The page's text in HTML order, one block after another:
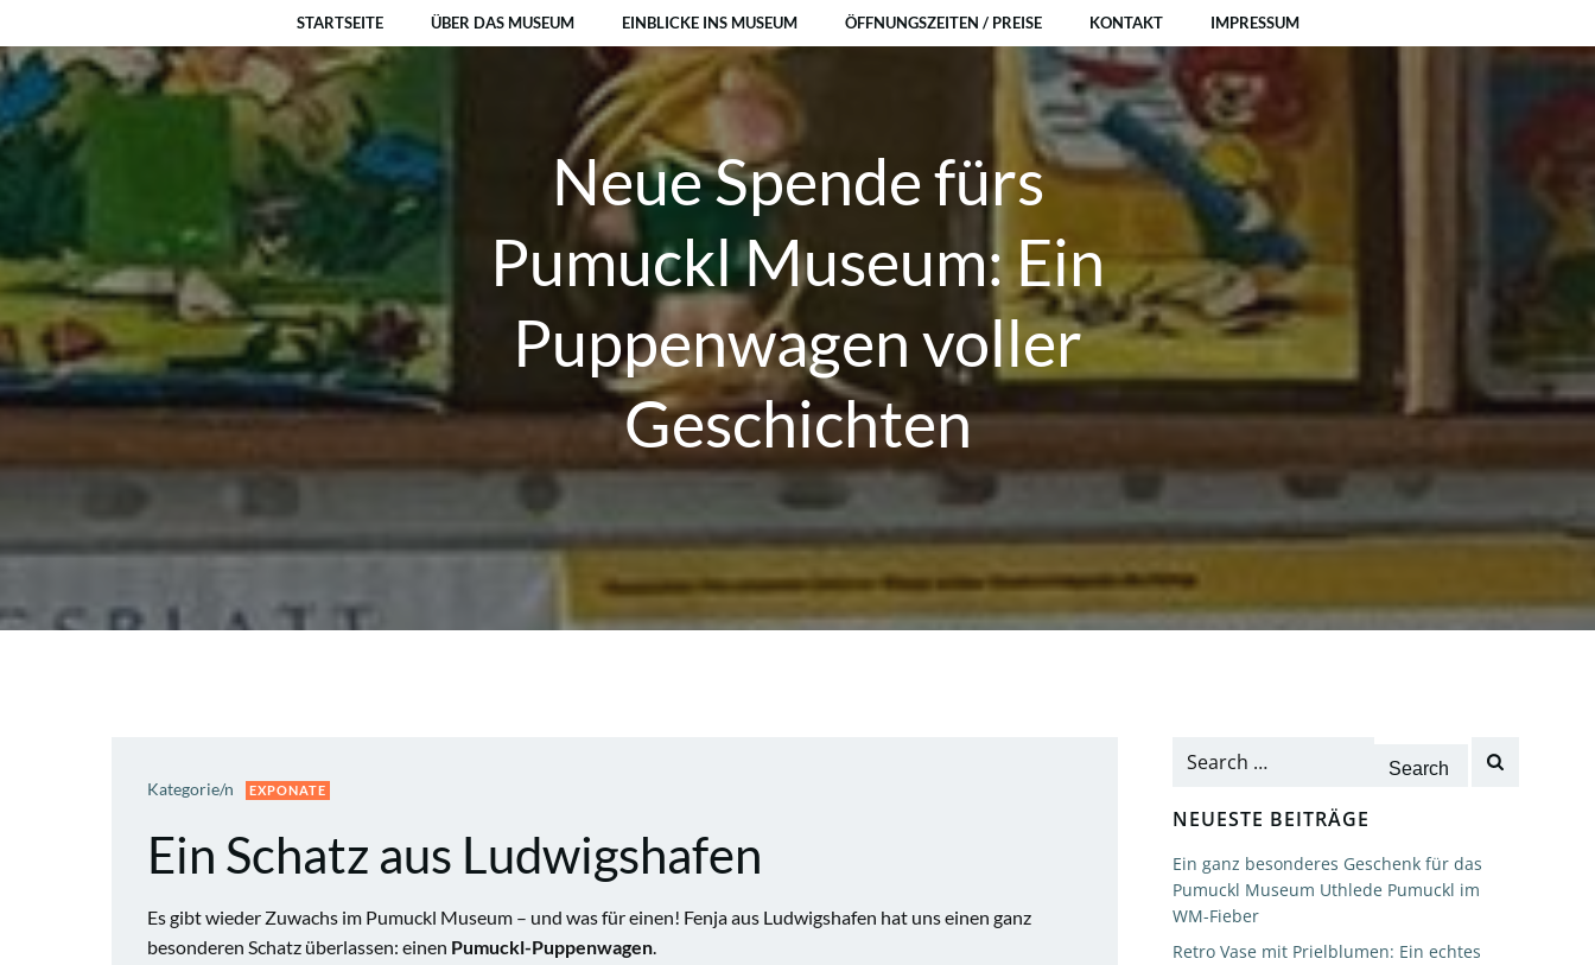
Inhalt
springen
STARTSEITE ÜBER DAS MUSEUM EINBLICKE INS MUSEUM ÖFFNUNGSZEITEN / PREISE KONTAKT IMPRESSUM
Neue Spende fürs
Pumuckl Museum: Ein
Puppenwagen voller
Geschichten
Kategorie/n EXPONATE
Ein Schatz aus Ludwigshafen
Es gibt wieder Zuwachs im Pumuckl Museum – und was für einen! Fenja aus Ludwigshafen hat uns einen ganz
besonderen Schatz überlassen: einen Pumuckl-Puppenwagen.
Search
NEUESTE BEITRÄGE
Ein ganz besonderes Geschenk für das
Pumuckl Museum Uthlede Pumuckl im
WM-Fieber
Retro Vase mit Prielblumen: Ein echtes